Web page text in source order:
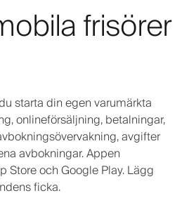
frisörer
starta din egen varumärkta
onlineförsäljning, betalningar,
avgifter
avbokningar. Appen
Store och Google Play. Lägg
ficka.